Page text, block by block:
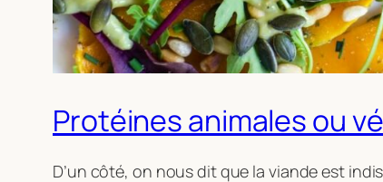
Protéines animales ou
D’un côté, on nous dit que la viande est